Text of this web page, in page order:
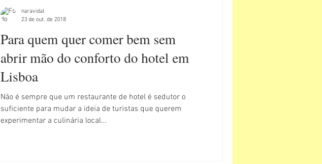
Para quem quer comer bem sem
abrir mão do conforto do hotel em
Lisboa
Não é sempre que um restaurante de hotel é sedutor o
suficiente para mudar a ideia de turistas que querem
experimentar a culinária local...
naravidal
23 de out. de 2018